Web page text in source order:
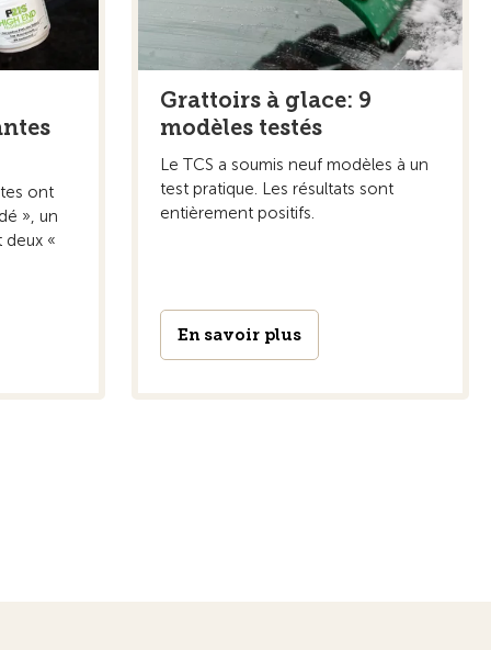
ont
», un
«
Grattoirs à glace: 9
modèles testés
Le TCS a soumis neuf modèles à un
test pratique. Les résultats sont
entièrement positifs.
En savoir plus